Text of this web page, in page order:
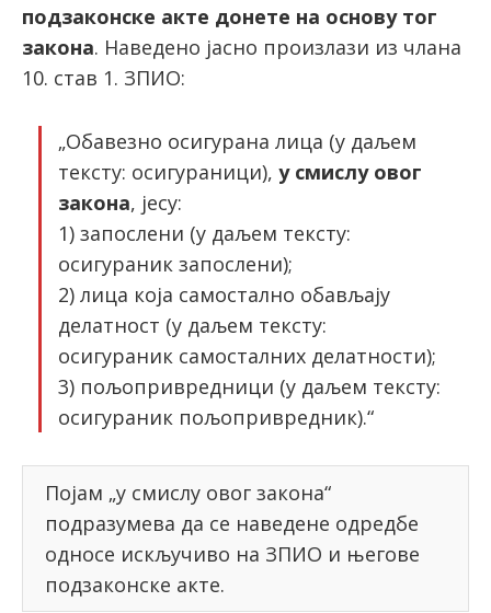
подзаконске акте донете на основу тог
закона. Наведено јасно произлази из члана
10. став 1. ЗПИО:
„Обавезно осигурана лица (у даљем
тексту: осигураници), у смислу овог
закона, јесу:
1) запослени (у даљем тексту:
осигураник запослени);
2) лица која самостално обављају
делатност (у даљем тексту:
осигураник самосталних делатности);
3) пољопривредници (у даљем тексту:
осигураник пољопривредник).“
Појам „у смислу овог закона“
подразумева да се наведене одредбе
односе искључиво на ЗПИО и његове
подзаконске акте.